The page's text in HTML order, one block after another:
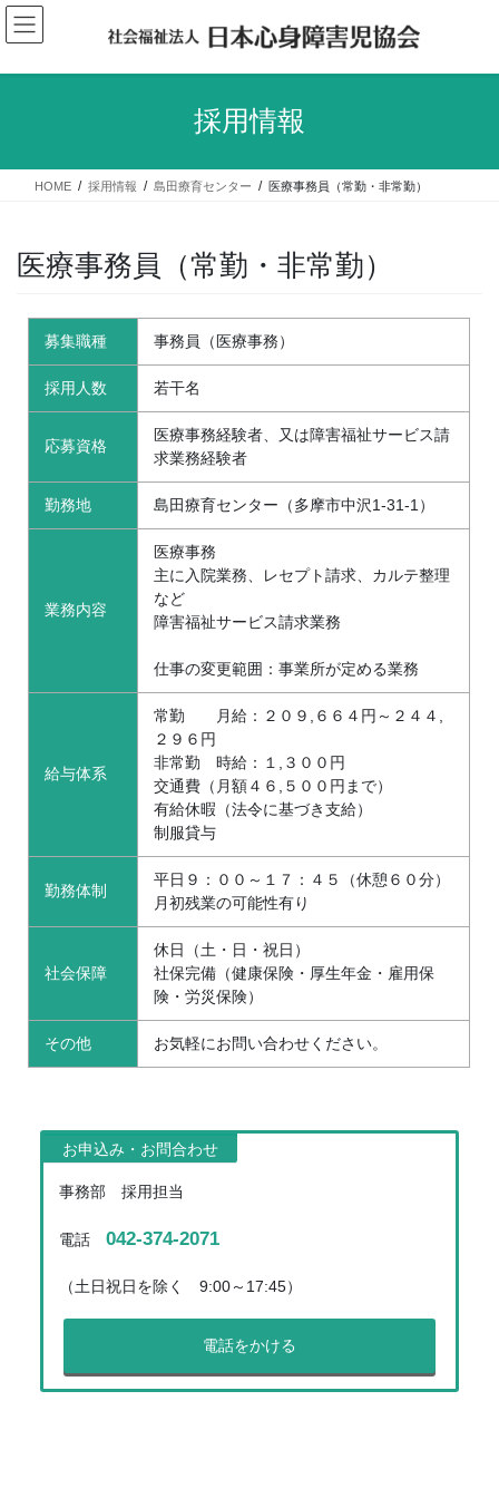
コ
ン
キ
ナ
ビ
に
採用情報
HOME 採用情報 島田療育センター 医療事務員（常勤・非常勤）
医療事務員（常勤・非常勤）
募集職種 事務員（医療事務）
採用人数 若干名
応募資格
医療事務経験者、又は障害福祉サービス請
求業務経験者
勤務地 島田療育センター（多摩市中沢1-31-1）
業務内容
医療事務
主に入院業務、レセプト請求、カルテ整理
など
障害福祉サービス請求業務
仕事の変更範囲：事業所が定める業務
給与体系
常勤 月給：２０９,６６４円～２４４,
２９６円
非常勤 時給：１,３００円
交通費（月額４６,５００円まで）
有給休暇（法令に基づき支給）
制服貸与
勤務体制
平日９：００～１７：４５（休憩６０分）
月初残業の可能性有り
社会保障
休日（土・日・祝日）
社保完備（健康保険・厚生年金・雇用保
険・労災保険）
その他 お気軽にお問い合わせください。
お申込み・お問合わせ
事務部 採用担当
電話 042-374-2071
（土日祝日を除く 9:00～17:45）
電話をかける